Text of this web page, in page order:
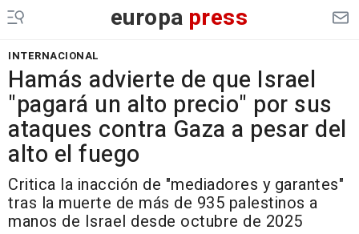
europa press
INTERNACIONAL
Hamás advierte de que Israel
"pagará un alto precio" por sus
ataques contra Gaza a pesar del
alto el fuego
Critica la inacción de "mediadores y garantes"
tras la muerte de más de 935 palestinos a
manos de Israel desde octubre de 2025